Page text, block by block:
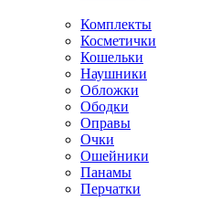
Комплекты
Косметички
Кошельки
Наушники
Обложки
Ободки
Оправы
Очки
Ошейники
Панамы
Перчатки